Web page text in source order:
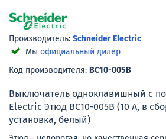
Производитель: Schneider Electric
Мы официальный дилер
Код производителя: BC10-005B
Выключатель одноклавишный с
Electric Этюд BC10-005B (10 А, в
установка, белый)